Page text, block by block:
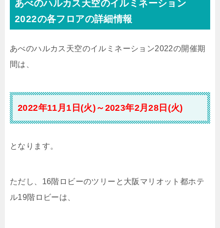
あべのハルカス天空のイルミネーション
2022の各フロアの詳細情報
あべのハルカス天空のイルミネーション2022の開催期
間は、
2022年11月1日(火)～2023年2月28日(火)
となります。
ただし、16階ロビーのツリーと大阪マリオット都ホテ
ル19階ロビーは、